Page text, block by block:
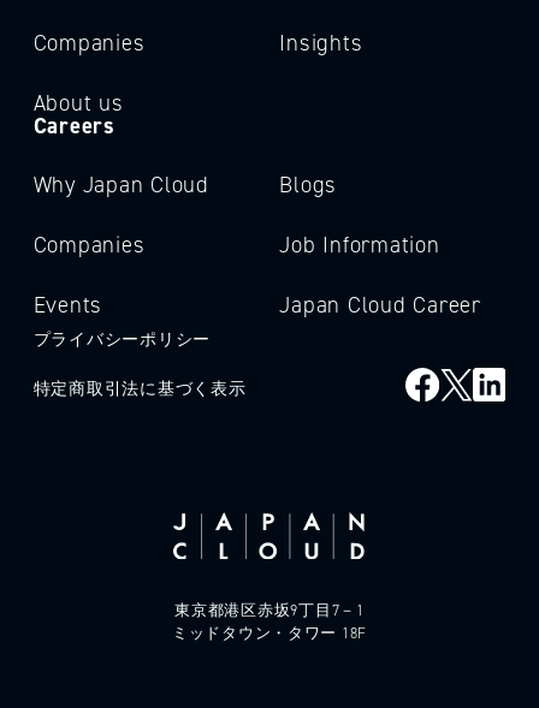
Companies
About us
Insights
Careers
Why Japan Cloud
Companies
Events
Blogs
Job Information
Japan Cloud Career
プライバシーポリシー
特定商取引法に基づく表示
東京都港区赤坂9丁目7－1
ミッドタウン・タワー 18F